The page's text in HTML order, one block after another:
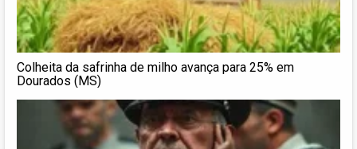
Colheita da safrinha de milho avança para 25% em
Dourados (MS)